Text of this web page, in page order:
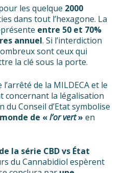
les quelque 2000
dans tout l’hexagone. La
entre 50 et 70%
annuel. Si l’interdiction
sont ceux qui
la clé sous la porte.
de la MILDECA et le
concernant la légalisation
du Conseil d’Etat symbolise
de «l’or vert» en
la série CBD vs État
du Cannabidiol espèrent